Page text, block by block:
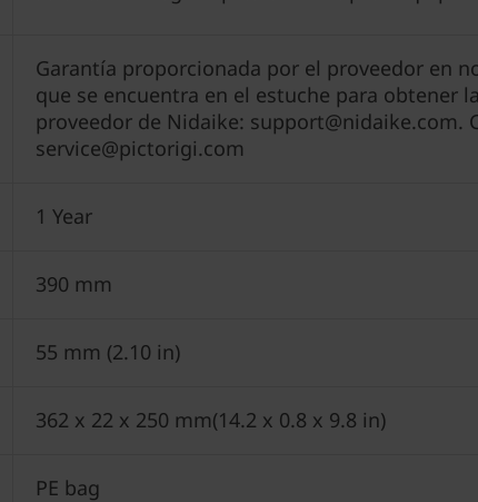
Garantía proporcionada por el proveedor en
que se encuentra en el estuche para obtener
proveedor de Nidaike: support@nidaike.com.
service@pictorigi.com
1 Year
390 mm
55 mm (2.10 in)
362 x 22 x 250 mm(14.2 x 0.8 x 9.8 in)
PE bag